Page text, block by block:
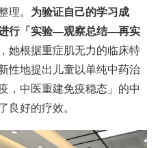
理。 为验证自己的学习成
行「实验—观察总结—再实
她根据重症肌无力的临床特
性地提出儿童以单纯中药治
，中医重建免疫稳态」的中
良好的疗效。